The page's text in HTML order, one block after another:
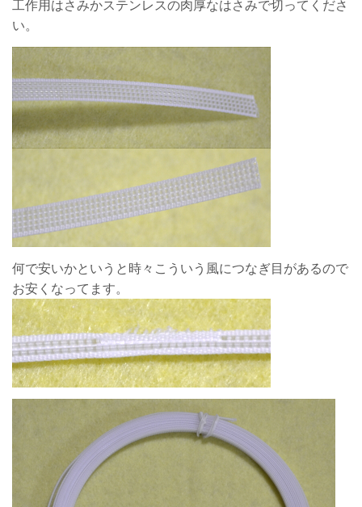
工作用はさみかステンレスの肉厚なはさみで切ってくださ
い。
何で安いかというと時々こういう風につなぎ目があるので
お安くなってます。